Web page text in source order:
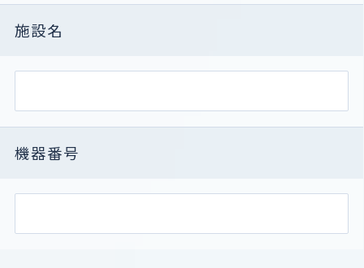
施設名
機器番号